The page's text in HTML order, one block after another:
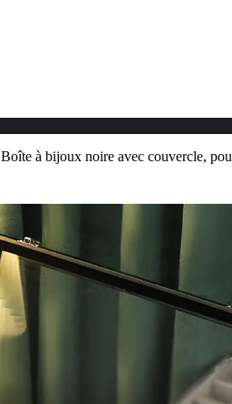
Boîte à bijoux noire avec couvercle,